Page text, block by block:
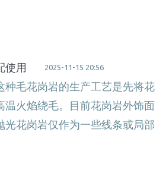
使用 2025-11-15 20:56
种毛花岗岩的生产工艺是先将花
温火焰绕毛。目前花岗岩外饰面
光花岗岩仅作为一些线条或局部